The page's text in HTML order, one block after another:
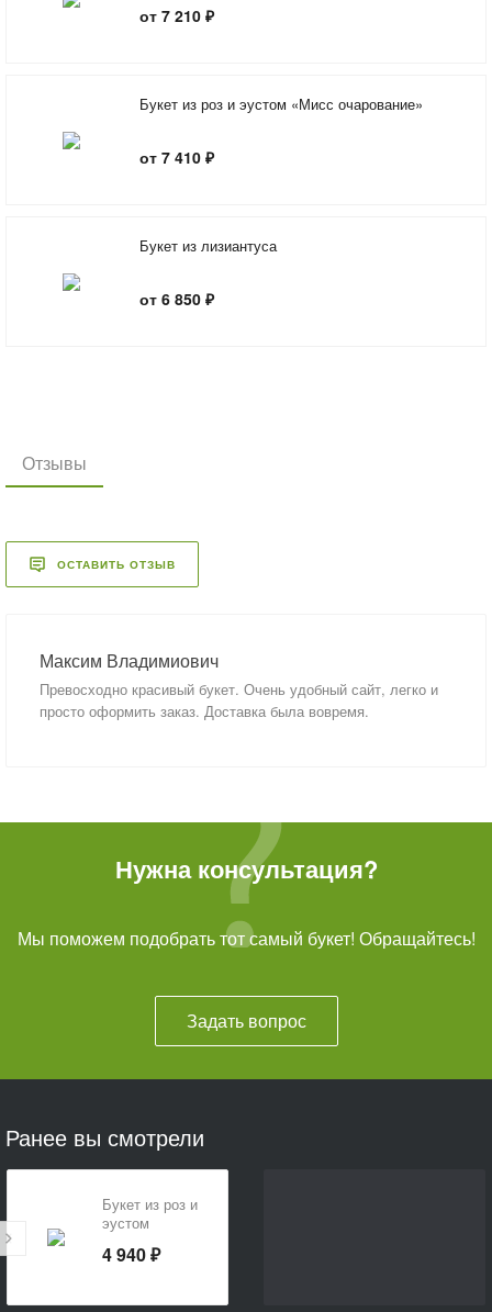
от 7 210 ₽
Букет из роз и эустом «Мисс очарование»
от 7 410 ₽
Букет из лизиантуса
от 6 850 ₽
Отзывы
ОСТАВИТЬ ОТЗЫВ
Максим Владимиович
Превосходно красивый букет. Очень удобный сайт, легко и
просто оформить заказ. Доставка была вовремя.
Нужна консультация?
Мы поможем подобрать тот самый букет! Обращайтесь!
Задать вопрос
Ранее вы смотрели
Букет из роз и
эустом
моей»
4 940 ₽